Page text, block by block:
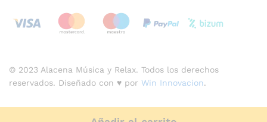
© 2023 Alacena Música y Relax. Todos los derechos
reservados. Diseñado con ♥ por Win Innovacion.